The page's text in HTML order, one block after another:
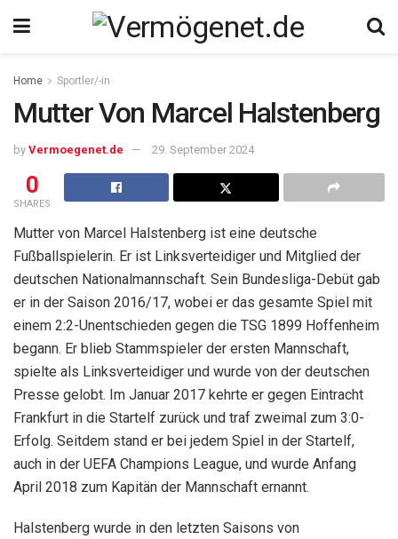
Home Sportler/-in
Mutter Von Marcel Halstenberg
by Vermoegenet.de 29. September 2024
0
SHARES
Mutter von Marcel Halstenberg ist eine deutsche
Fußballspielerin. Er ist Linksverteidiger und Mitglied der
deutschen Nationalmannschaft. Sein Bundesliga-Debüt gab
er in der Saison 2016/17, wobei er das gesamte Spiel mit
einem 2:2-Unentschieden gegen die TSG 1899 Hoffenheim
begann. Er blieb Stammspieler der ersten Mannschaft,
spielte als Linksverteidiger und wurde von der deutschen
Presse gelobt. Im Januar 2017 kehrte er gegen Eintracht
Frankfurt in die Startelf zurück und traf zweimal zum 3:0-
Erfolg. Seitdem stand er bei jedem Spiel in der Startelf,
auch in der UEFA Champions League, und wurde Anfang
April 2018 zum Kapitän der Mannschaft ernannt.
Halstenberg wurde in den letzten Saisons von